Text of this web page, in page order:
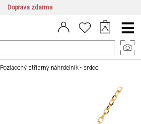
Doprava zdarma
CZ/CZK | EN/EUR PL/PLN
Main
Menu
Pozlacený stříbrný náhrdelník - srdce